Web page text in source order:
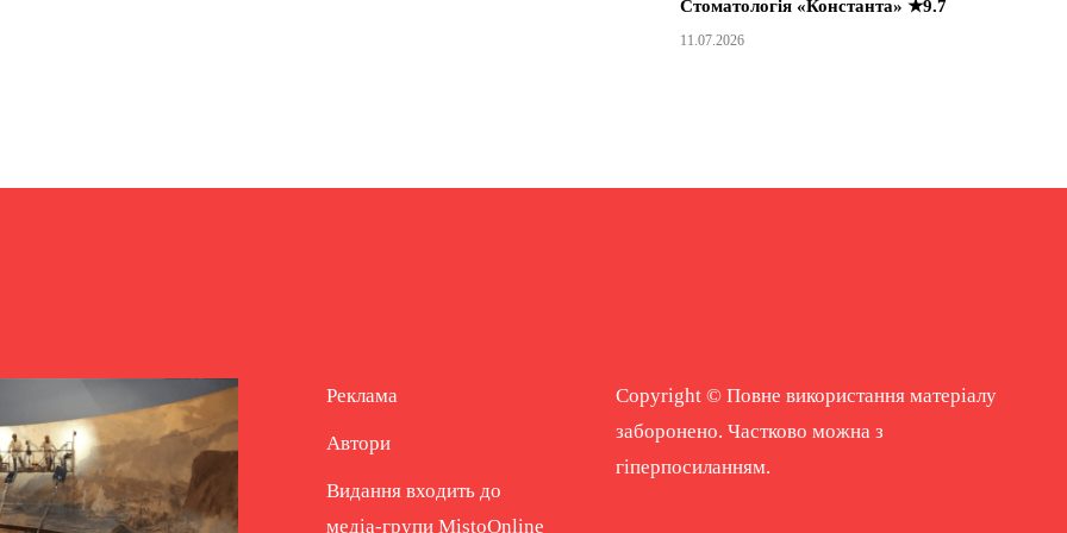
Стоматологія «Константа» ★9.7
11.07.2026
Реклама
Автори
Видання входить до
медіа-групи MistoOnline
Copyright © Повне використання матеріалу
заборонено. Частково можна з
гіперпосиланням.